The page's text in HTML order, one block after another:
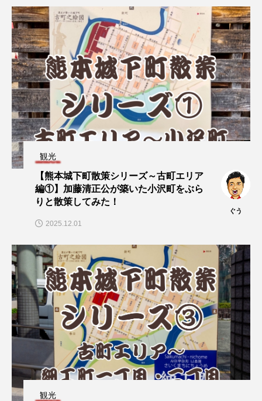
観光
【熊本城下町散策シリーズ～古町エリア
編①】加藤清正公が築いた小沢町をぶら
りと散策してみた！
ぐう
2025.12.01
観光